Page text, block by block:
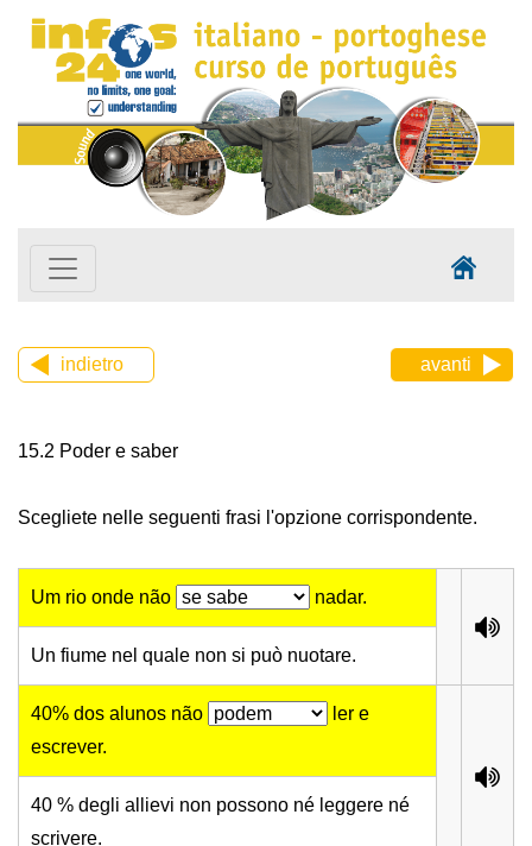
indietro avanti
15.2 Poder e saber
Scegliete nelle seguenti frasi l'opzione corrispondente.
Um rio onde não nadar.
Un fiume nel quale non si può nuotare.
40% dos alunos não
ler e
escrever.
40 % degli allievi non possono né leggere né
scrivere.